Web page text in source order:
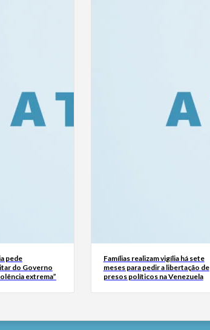
pede
do Governo
extrema”
Famílias realizam vigília há sete
meses para pedir a libertação de
presos políticos na Venezuela